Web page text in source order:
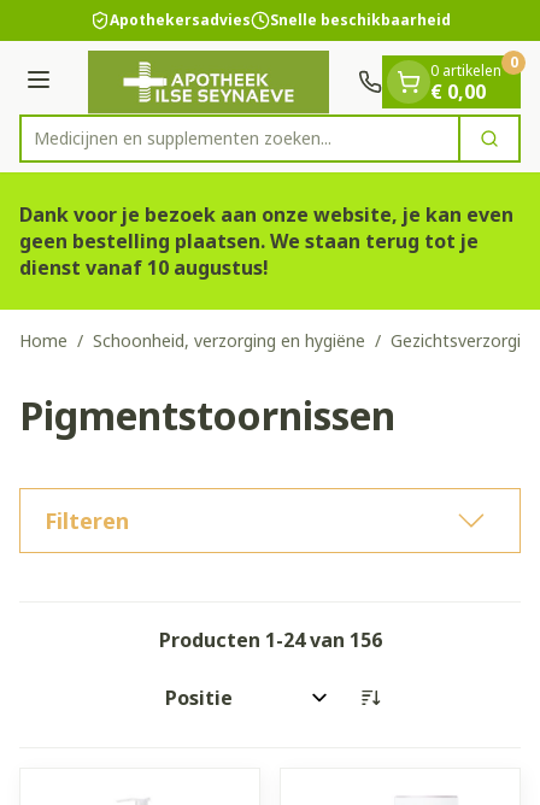
Ga naar de inhoud
1 van 1 Apothekersadvies Snelle beschikbaarheid
Menu
Product, merk, categorie...
Medicijnen en supple Zoek
0 artikelen
€ 0,00
0
Dank voor je bezoek aan onze website, je kan even
geen bestelling plaatsen. We staan terug tot je
dienst vanaf 10 augustus!
Home / Schoonheid, verzorging en hygiëne / Gezichtsverzorging
Pigmentstoornissen
Filteren
Producten 1-24van 156
Sorteer op: